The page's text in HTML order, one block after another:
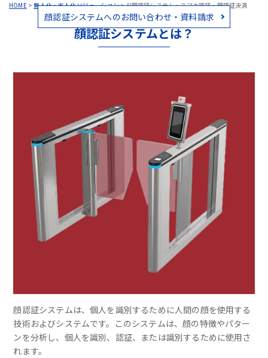
HOME>無人化・省人化ソリューション>AI顔認証システム・スマホ認証・顔認証決済
顔認証システムへのお問い合わせ・資料請求
顔認証システムとは？
顔認証システムは、個人を識別するために人間の顔を使用する
技術およびシステムです。このシステムは、顔の特徴やパター
ンを分析し、個人を識別、認証、または識別するために使用さ
れます。